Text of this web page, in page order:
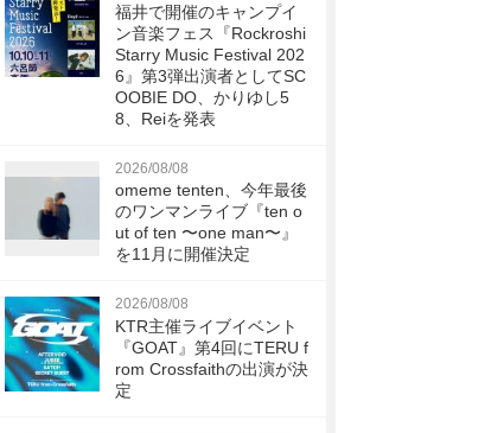
福井で開催のキャンプイ
ン音楽フェス『Rockroshi
Starry Music Festival 202
6』第3弾出演者としてSC
OOBIE DO、かりゆし5
8、Reiを発表
2026/08/08
omeme tenten、今年最後
のワンマンライブ『ten o
ut of ten 〜one man〜』
を11月に開催決定
2026/08/08
KTR主催ライブイベント
『GOAT』第4回にTERU f
rom Crossfaithの出演が決
定